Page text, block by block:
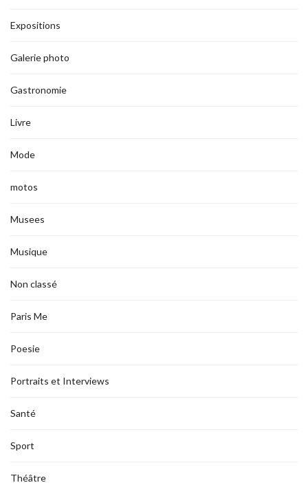
Expositions
Galerie photo
Gastronomie
Livre
Mode
motos
Musees
Musique
Non classé
Paris Me
Poesie
Portraits et Interviews
Santé
Sport
Théâtre